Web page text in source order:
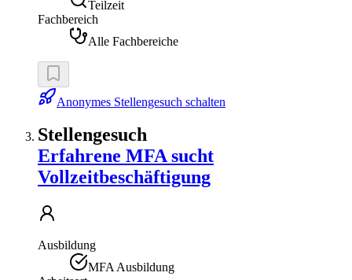
Teilzeit
Fachbereich
Alle Fachbereiche
Anonymes Stellengesuch schalten
Stellengesuch
Erfahrene MFA sucht
Vollzeitbeschäftigung
Ausbildung
MFA Ausbildung